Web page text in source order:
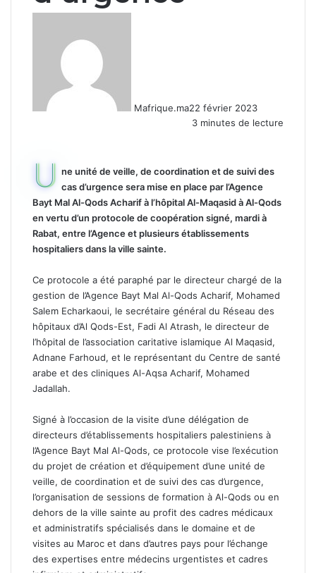
Mafrique.ma22 février 2023
3 minutes de lecture
U ne unité de veille, de coordination et de suivi des
cas d’urgence sera mise en place par l’Agence
Bayt Mal Al-Qods Acharif à l’hôpital Al-Maqasid à Al-Qods
en vertu d’un protocole de coopération signé, mardi à
Rabat, entre l’Agence et plusieurs établissements
hospitaliers dans la ville sainte.
Ce protocole a été paraphé par le directeur chargé de la
gestion de l’Agence Bayt Mal Al-Qods Acharif, Mohamed
Salem Echarkaoui, le secrétaire général du Réseau des
hôpitaux d’Al Qods-Est, Fadi Al Atrash, le directeur de
l’hôpital de l’association caritative islamique Al Maqasid,
Adnane Farhoud, et le représentant du Centre de santé
arabe et des cliniques Al-Aqsa Acharif, Mohamed
Jadallah.
Signé à l’occasion de la visite d’une délégation de
directeurs d’établissements hospitaliers palestiniens à
l’Agence Bayt Mal Al-Qods, ce protocole vise l’exécution
du projet de création et d’équipement d’une unité de
veille, de coordination et de suivi des cas d’urgence,
l’organisation de sessions de formation à Al-Qods ou en
dehors de la ville sainte au profit des cadres médicaux
et administratifs spécialisés dans le domaine et de
visites au Maroc et dans d’autres pays pour l’échange
des expertises entre médecins urgentistes et cadres